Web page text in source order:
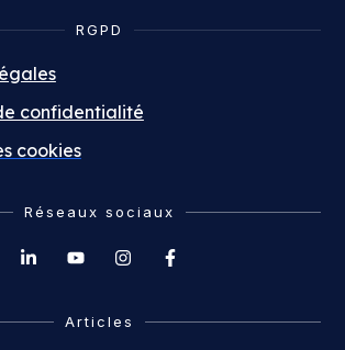
RGPD
confidentialité
cookies
Réseaux sociaux
Articles